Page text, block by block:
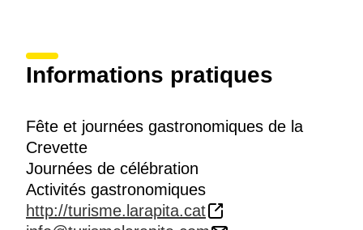
Informations pratiques
Fête et journées gastronomiques de la
Crevette
Journées de célébration
Activités gastronomiques
http://turisme.larapita.cat